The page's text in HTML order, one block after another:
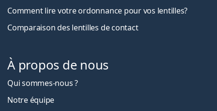
Comment lire votre ordonnance pour vos lentilles?
Comparaison des lentilles de contact
À propos de nous
Qui sommes-nous ?
Notre équipe